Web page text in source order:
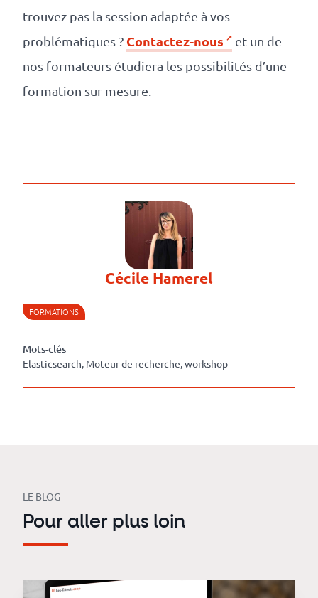
trouvez pas la session adaptée à vos
problématiques ? Contactez-nous
et un de
nos formateurs étudiera les possibilités d’une
formation sur mesure.
Cécile Hamerel
FORMATIONS
Mots-clés
Elasticsearch, Moteur de recherche, workshop
LE BLOG
Pour aller plus loin